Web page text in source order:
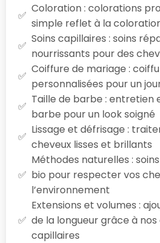
Coloration : colorations
simple reflet à la
Soins capillaires : soins
nourrissants pour des
Coiffure de mariage :
personnalisées pour un
Taille de barbe : entretien
barbe pour un look soigné
Lissage et défrisage :
cheveux lisses et brillants
Méthodes naturelles :
bio pour respecter vos
l’environnement
Extensions et volumes :
de la longueur grâce à nos
capillaires